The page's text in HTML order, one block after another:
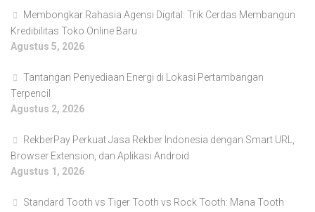
Membongkar Rahasia Agensi Digital: Trik Cerdas Membangun
Kredibilitas Toko Online Baru
Agustus 5, 2026
Tantangan Penyediaan Energi di Lokasi Pertambangan
Terpencil
Agustus 2, 2026
RekberPay Perkuat Jasa Rekber Indonesia dengan Smart URL,
Browser Extension, dan Aplikasi Android
Agustus 1, 2026
Standard Tooth vs Tiger Tooth vs Rock Tooth: Mana Tooth